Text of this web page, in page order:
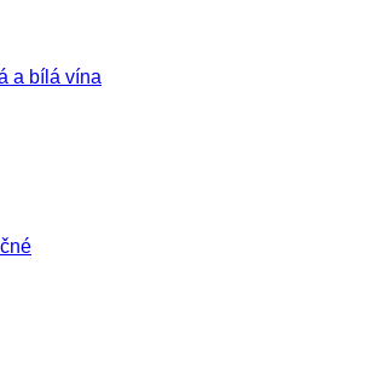
a bílá vína